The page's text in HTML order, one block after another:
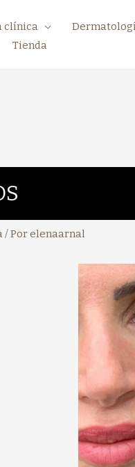
clínica
Tienda
/ Porelenaarnal